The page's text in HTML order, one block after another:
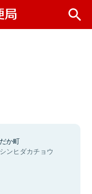
か町
ンヒダカチョウ